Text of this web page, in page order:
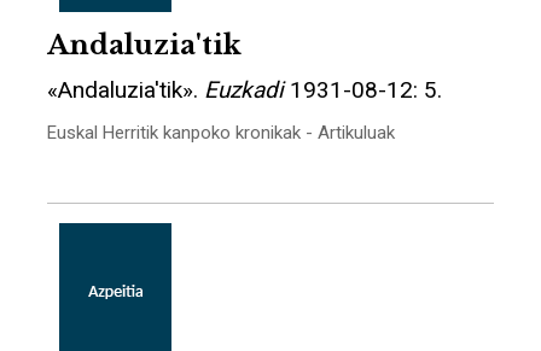
Andaluzia'tik
«Andaluzia'tik». Euzkadi1931-08-12: 5.
Euskal Herritik kanpoko kronikak - Artikuluak